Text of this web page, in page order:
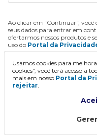
Ao clicar em "Continuar", você
seus dados para entrar em
ofertarmos nossos produtos e
uso do Portal da
Usamos cookies para
cookies", você terá acesso a
mais em nosso Portal da
rejeitar.